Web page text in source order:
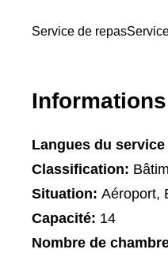
Service de repas
Langues du
Classification:
Situation: Aéroport,
Capacité: 14
Nombre de